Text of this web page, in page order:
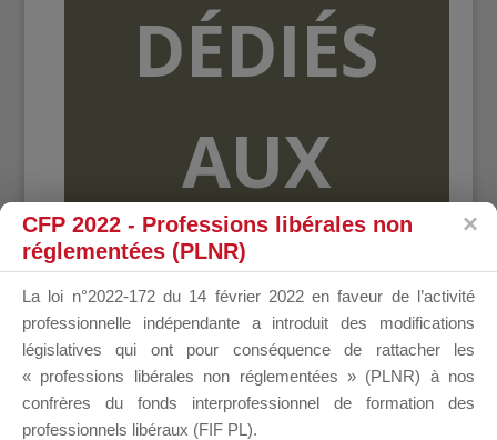
DÉDIÉS
AUX
DE
CFP 2022 - Professions libérales non
réglementées (PLNR)
La loi n°2022-172 du 14 février 2022 en faveur de l’activité
professionnelle indépendante a introduit des modifications
législatives qui ont pour conséquence de rattacher les
« professions libérales non réglementées » (PLNR) à nos
confrères du fonds interprofessionnel de formation des
professionnels libéraux (FIF PL).